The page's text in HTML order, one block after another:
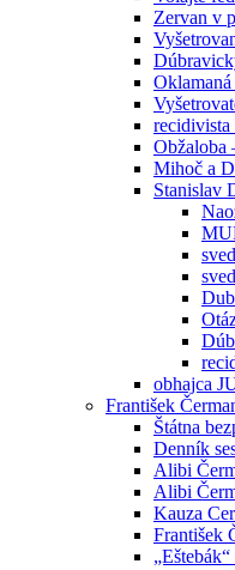
Zervan v
Oklamaná
recidivista
Obžaloba
Mihoč a
Stanislav
obhajca
František
Štátna
Denník
Alibi
Alibi
Kauza
František